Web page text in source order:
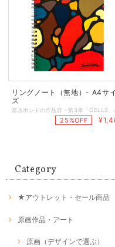
リングノート（無地）- A4サイ
ズ
25%OFF
Category
★アウトレット・セール商品
原画作品・アート
原画（デザインで選ぶ）